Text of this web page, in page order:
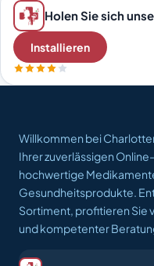
Holen Sie sich
Installieren
Willkommen bei
Ihrer zuverlässigen
hochwertige
Gesundheitsprodukte.
Sortiment, profitieren Sie
und kompetenter